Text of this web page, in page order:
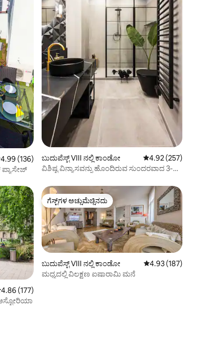
4.99 ಸರಾಸರಿ ರೇಟಿಂಗ್, 136 ವಿಮರ್ಶೆಗಳು
4.99 (136)
ಬುದುಪೆಸ್ಟ್ VIII ನಲ್ಲಿ ಕಾಂಡೋ 5 ರಲ್ಲಿ 4.92 ಸರಾಸರಿ
4.92 (257)
ವಿಶಿಷ್ಟ ವಿನ್ಯಾಸವನ್ನು ಹೊಂದಿರುವ ಸುಂದರವಾದ 3-
4.86 ಸರಾಸರಿ ರೇಟಿಂಗ್, 177 ವಿಮರ್ಶೆಗಳು
4.86 (177)
ಗೆಸ್ಟ್‌ಗಳ ಅಚ್ಚುಮೆಚ್ಚಿನದು
ಗೆಸ್ಟ್‌ಗಳ ಅಚ್ಚುಮೆಚ್ಚಿನದು
ಬುದುಪೆಸ್ಟ್ VIII ನಲ್ಲಿ ಕಾಂಡೋ 5 ರಲ್ಲಿ 4.93 ಸರಾಸರಿ
4.93 (187)
ಮಧ್ಯದಲ್ಲಿ ವಿಲಕ್ಷಣ ಐಷಾರಾಮಿ ಮನೆ